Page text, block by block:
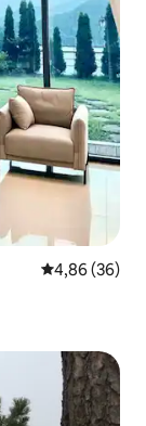
საშუალო
4,86 (36)